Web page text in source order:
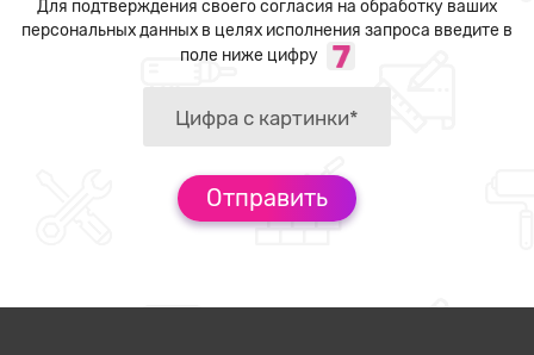
Для подтверждения своего согласия на обработку ваших
персональных данных в целях исполнения запроса введите в
поле ниже цифру